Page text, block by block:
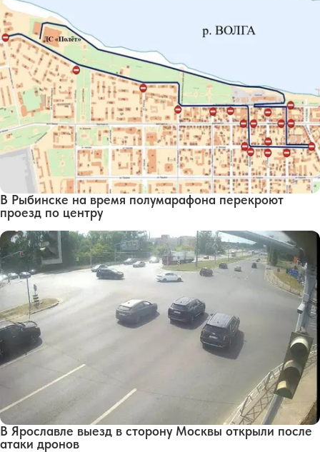
В Рыбинске на время полумарафона перекроют
проезд по центру
В Ярославле выезд в сторону Москвы открыли после
атаки дронов